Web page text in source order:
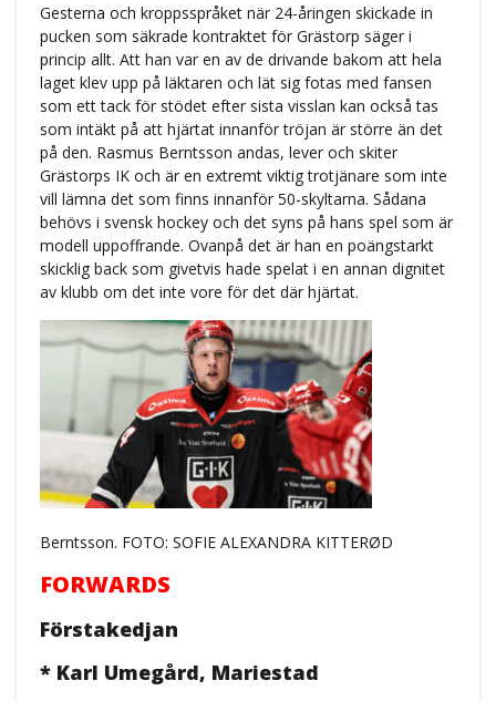
Gesterna och kroppsspråket när 24-åringen skickade in
pucken som säkrade kontraktet för Grästorp säger i
princip allt. Att han var en av de drivande bakom att hela
laget klev upp på läktaren och lät sig fotas med fansen
som ett tack för stödet efter sista visslan kan också tas
som intäkt på att hjärtat innanför tröjan är större än det
på den. Rasmus Berntsson andas, lever och skiter
Grästorps IK och är en extremt viktig trotjänare som inte
vill lämna det som finns innanför 50-skyltarna. Sådana
behövs i svensk hockey och det syns på hans spel som är
modell uppoffrande. Ovanpå det är han en poängstarkt
skicklig back som givetvis hade spelat i en annan dignitet
av klubb om det inte vore för det där hjärtat.
Berntsson. FOTO: SOFIE ALEXANDRA KITTERØD
FORWARDS
Förstakedjan
* Karl Umegård, Mariestad